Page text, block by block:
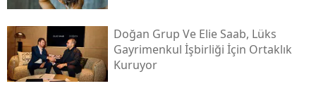
Doğan Grup Ve Elie Saab, Lüks
Gayrimenkul İşbirliği İçin Ortaklık
Kuruyor